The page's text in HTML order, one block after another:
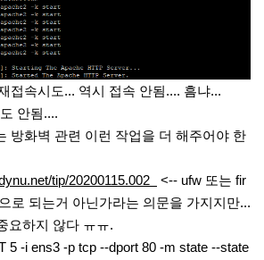
접속시도... 역시 접속 안됨.... 흠냐...
안됨....
방화벽 관련 이런 작업을 더 해주어야 한
tip/20200115.002
<-- ufw 또는 fir
로 되는거 아닌가라는 의문을 가지지만...
요하지 않다 ㅠㅠ.
-i ens3 -p tcp --dport 80 -m state --state